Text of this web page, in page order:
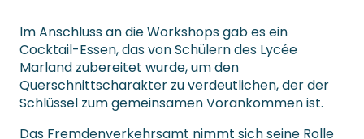
Im Anschluss an die Workshops gab es ein
Cocktail-Essen, das von Schülern des Lycée
Marland zubereitet wurde, um den
Querschnittscharakter zu verdeutlichen, der der
Schlüssel zum gemeinsamen Vorankommen ist.
Das Fremdenverkehrsamt nimmt sich seine Rolle